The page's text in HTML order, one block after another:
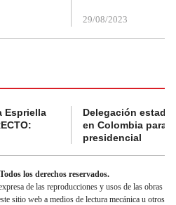
29/08/2023
Espriella
Delegación
en Colombia para
presidencial
los derechos reservados.
de las reproducciones y usos de las obras
sitio web a medios de lectura mecánica u otros